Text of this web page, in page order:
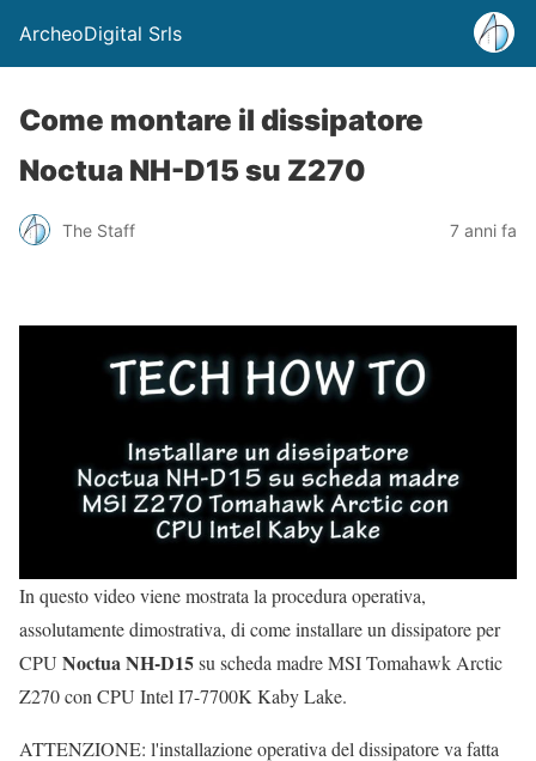
ArcheoDigital Srls
Come montare il dissipatore
Noctua NH-D15 su Z270
The Staff 7 anni fa
In questo video viene mostrata la procedura operativa,
assolutamente dimostrativa, di come installare un dissipatore per
CPU Noctua NH-D15su scheda madre MSI Tomahawk Arctic
Z270 con CPU Intel I7-7700K Kaby Lake.
ATTENZIONE: l'installazione operativa del dissipatore va fatta